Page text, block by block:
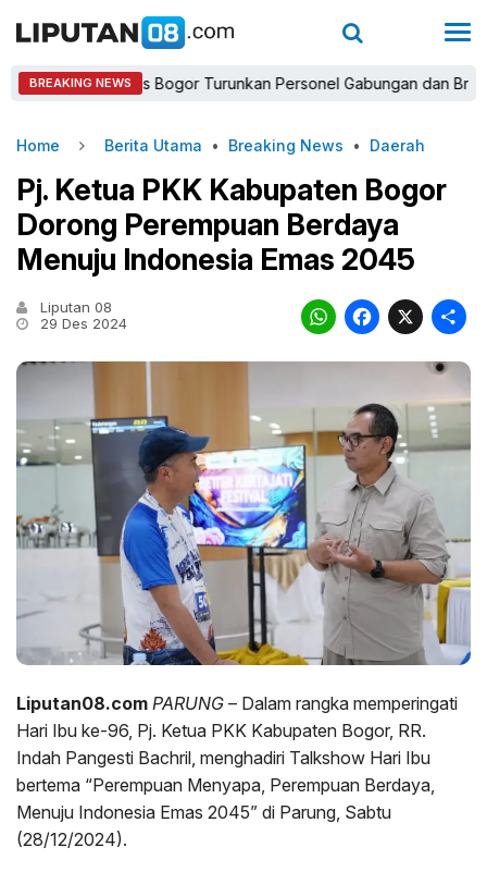
BREAKING NEWS
Kapolres Bogor Turunkan Personel Gabungan dan Brimob,
Home Berita Utama • Breaking News • Daerah
Pj. Ketua PKK Kabupaten Bogor
Dorong Perempuan Berdaya
Menuju Indonesia Emas 2045
Liputan 08
29 Des 2024
X
Liputan08.com PARUNG – Dalam rangka memperingati
Hari Ibu ke-96, Pj. Ketua PKK Kabupaten Bogor, RR.
Indah Pangesti Bachril, menghadiri Talkshow Hari Ibu
bertema “Perempuan Menyapa, Perempuan Berdaya,
Menuju Indonesia Emas 2045” di Parung, Sabtu
(28/12/2024).